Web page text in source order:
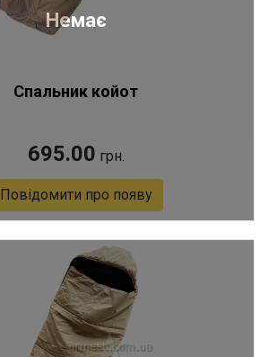
Немає
Спальник койот
695.00 грн.
Повідомити про появу